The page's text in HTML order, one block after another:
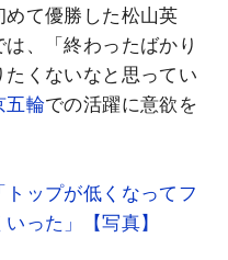
て優勝した松山英
、「終わったばかり
くないなと思ってい
五輪での活躍に意欲を
ップが低くなってフ
った」【写真】